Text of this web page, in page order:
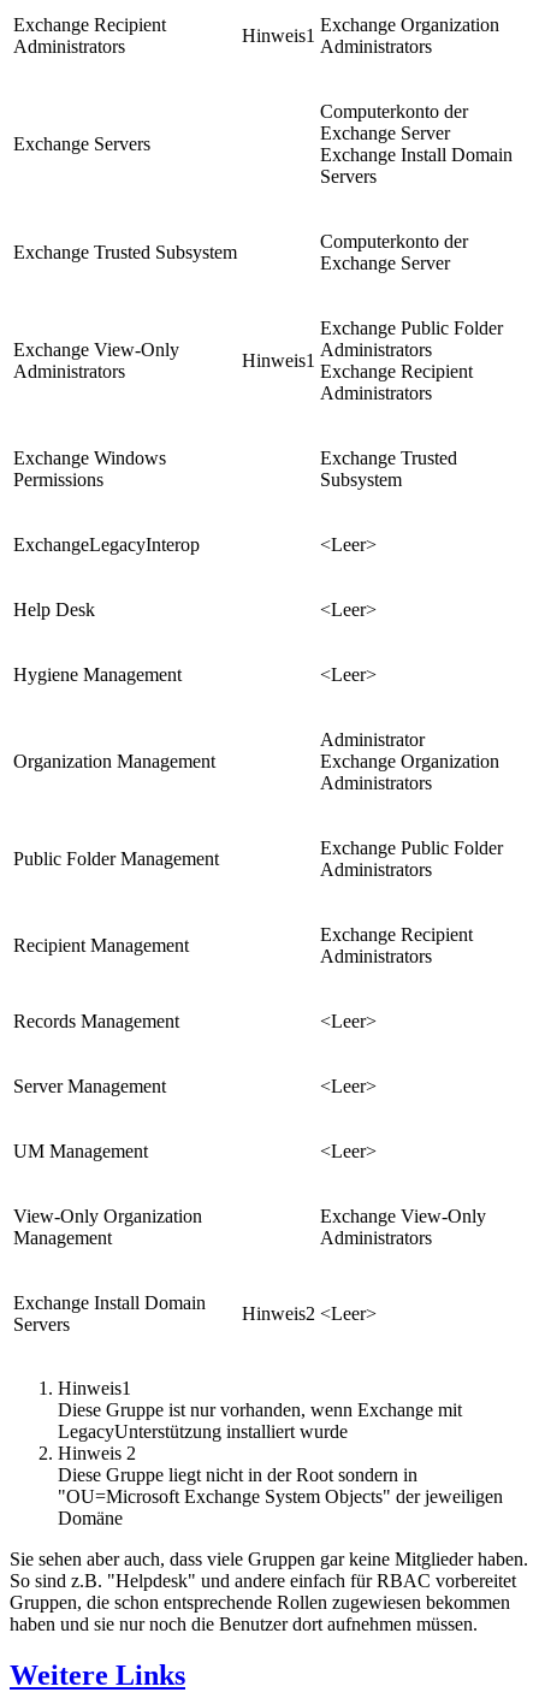
Exchange Recipient
Administrators
Hinweis1
Exchange Organization
Administrators
Exchange Servers
Computerkonto der
Exchange Server
Exchange Install Domain
Servers
Exchange Trusted Subsystem
Computerkonto der
Exchange Server
Exchange View-Only
Administrators
Hinweis1
Exchange Public Folder
Administrators
Exchange Recipient
Administrators
Exchange Windows
Permissions
Exchange Trusted
Subsystem
ExchangeLegacyInterop <Leer>
Help Desk <Leer>
Hygiene Management <Leer>
Organization Management
Administrator
Exchange Organization
Administrators
Public Folder Management
Exchange Public Folder
Administrators
Recipient Management
Exchange Recipient
Administrators
Records Management <Leer>
Server Management <Leer>
UM Management <Leer>
View-Only Organization
Management
Exchange View-Only
Administrators
Exchange Install Domain
Servers
Hinweis2 <Leer>
Hinweis1
Diese Gruppe ist nur vorhanden, wenn Exchange mit
LegacyUnterstützung installiert wurde
Hinweis 2
Diese Gruppe liegt nicht in der Root sondern in
"OU=Microsoft Exchange System Objects" der jeweiligen
Domäne
Sie sehen aber auch, dass viele Gruppen gar keine Mitglieder haben.
So sind z.B. "Helpdesk" und andere einfach für RBAC vorbereitet
Gruppen, die schon entsprechende Rollen zugewiesen bekommen
haben und sie nur noch die Benutzer dort aufnehmen müssen.
Weitere Links